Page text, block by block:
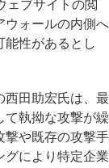
ェブサイトの閲
ウォールの内側へ
能性があるとし
田助宏氏は、最
て執拗な攻撃が繰
撃や既存の攻撃手
グにより特定企業